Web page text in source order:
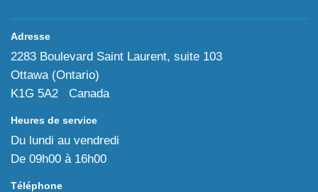
Adresse
2283 Boulevard Saint Laurent, suite 103
Ottawa (Ontario)
K1G 5A2 Canada
Heures de service
Du lundi au vendredi
De 09h00 à 16h00
Téléphone